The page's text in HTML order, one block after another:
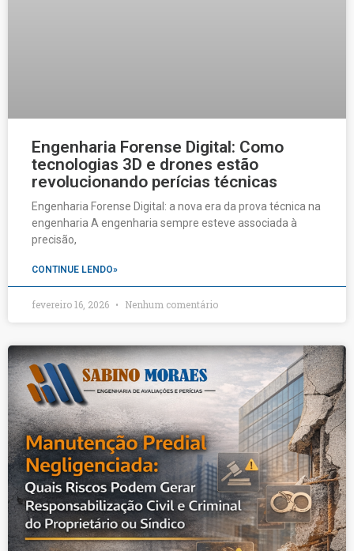
Engenharia Forense Digital: Como
tecnologias 3D e drones estão
revolucionando perícias técnicas
Engenharia Forense Digital: a nova era da prova técnica na
engenharia A engenharia sempre esteve associada à
precisão,
CONTINUE LENDO»
fevereiro 16, 2026 Nenhum comentário